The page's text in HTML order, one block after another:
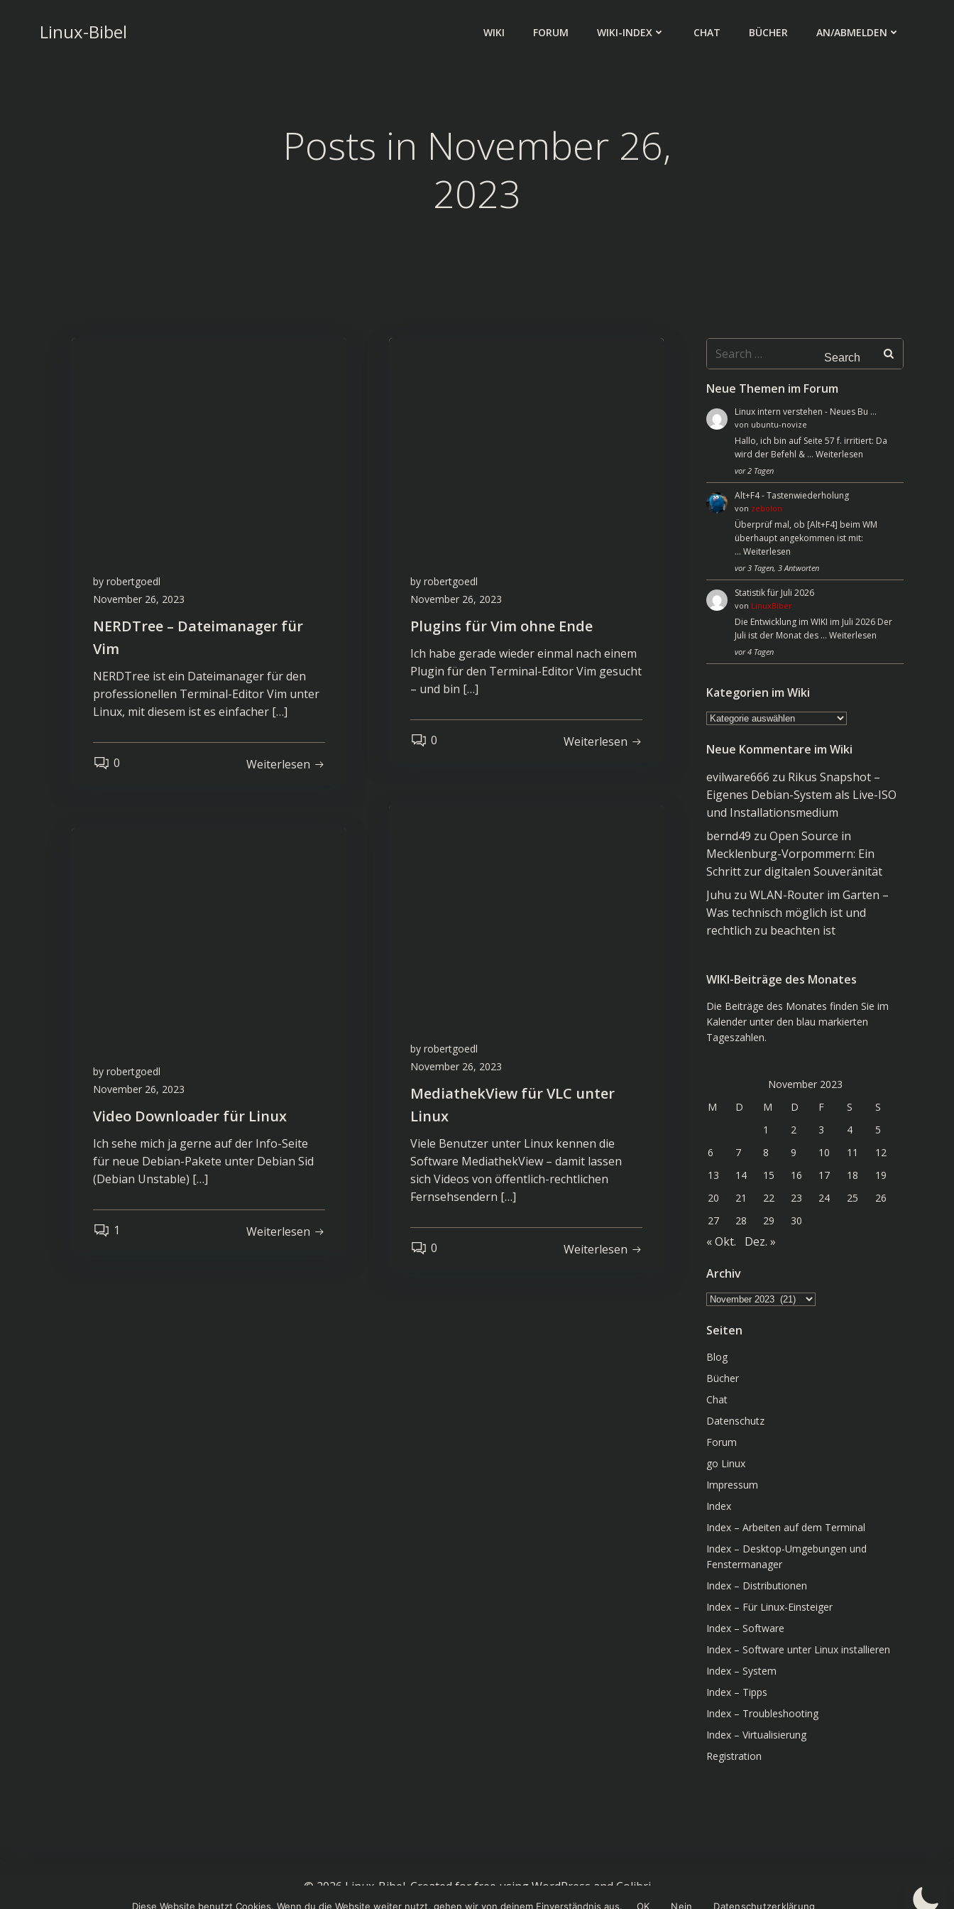
springenLinux-Bibel WIKI FORUM WIKI-INDEX CHAT BÜCHER AN/ABMELDEN
Posts in November 26,
2023
by robertgoedl
November 26, 2023
NERDTree – Dateimanager für
Vim
NERDTree ist ein Dateimanager für den
professionellen Terminal-Editor Vim unter
Linux, mit diesem ist es einfacher […]
0 Weiterlesen
by robertgoedl
November 26, 2023
Plugins für Vim ohne Ende
Ich habe gerade wieder einmal nach einem
Plugin für den Terminal-Editor Vim gesucht
– und bin […]
0 Weiterlesen
by robertgoedl
November 26, 2023
MediathekView für VLC unter
Linux
Viele Benutzer unter Linux kennen die
Software MediathekView – damit lassen
sich Videos von öffentlich-rechtlichen
Fernsehsendern […]
0 Weiterlesen
by robertgoedl
November 26, 2023
Video Downloader für Linux
Ich sehe mich ja gerne auf der Info-Seite
für neue Debian-Pakete unter Debian Sid
(Debian Unstable) […]
1 Weiterlesen
Search
for:
Neue Themen im Forum
Linux intern verstehen - Neues Bu …
von ubuntu-novize
Hallo, ich bin auf Seite 57 f. irritiert: Da
wird der Befehl & … Weiterlesen
vor 2 Tagen
Alt+F4 - Tastenwiederholung
von zebolon
Überprüf mal, ob [Alt+F4] beim WM
überhaupt angekommen ist mit:
… Weiterlesen
vor 3 Tagen, 3 Antworten
Statistik für Juli 2026
von LinuxBiber
Die Entwicklung im WIKI im Juli 2026 Der
Juli ist der Monat des … Weiterlesen
vor 4 Tagen
Kategorien im Wiki
Kategorien
Wiki
Neue Kommentare im Wiki
evilware666 zu Rikus Snapshot –
Eigenes Debian-System als Live-ISO
und Installationsmedium
bernd49 zu Open Source in
Mecklenburg-Vorpommern: Ein
Schritt zur digitalen Souveränität
Juhu zu WLAN-Router im Garten –
Was technisch möglich ist und
rechtlich zu beachten ist
WIKI-Beiträge des Monates
Die Beiträge des Monates finden Sie im
Kalender unter den blau markierten
Tageszahlen.
November 2023
M
D M D F S
S
1
2 3 4
5
6
7 8 9 10 11
12
13
14 15 16 17 18
19
20
21 22 23 24 25
26
27
28 29 30
« Okt. Dez. »
Archiv
Archiv
Seiten
Blog
Bücher
Chat
Datenschutz
Forum
go Linux
Impressum
Index
Index – Arbeiten auf dem Terminal
Index – Desktop-Umgebungen und
Fenstermanager
Index – Distributionen
Index – Für Linux-Einsteiger
Index – Software
Index – Software unter Linux installieren
Index – System
Index – Tipps
Index – Troubleshooting
Index – Virtualisierung
Registration
© 2026 Linux-Bibel. Created for free using WordPress and Colibri
Diese Website benutzt Cookies. Wenn du die Website weiter nutzt, gehen wir von deinem Einverständnis aus. OK Nein Datenschutzerklärung